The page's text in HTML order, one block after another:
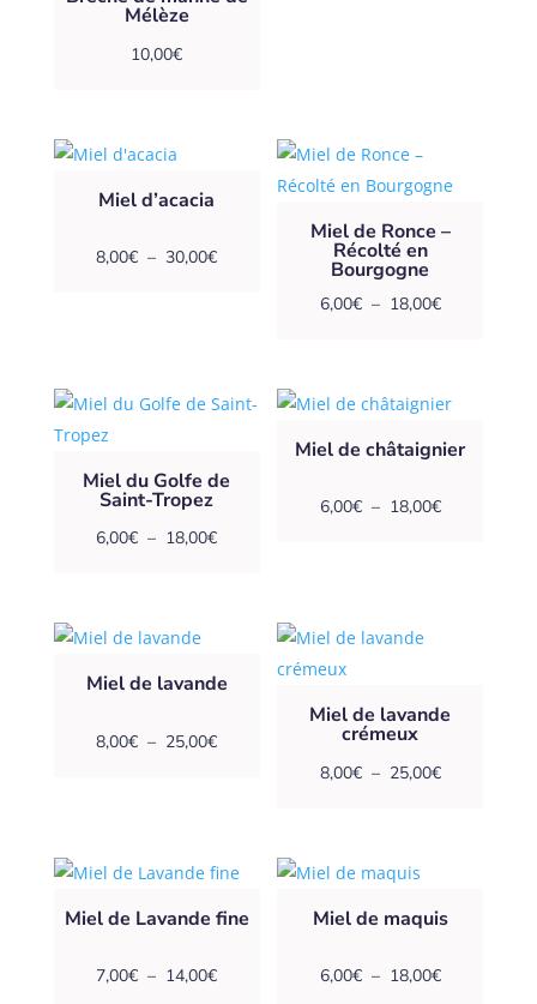
Mélèze
10,00€
Miel d’acacia
8,00€ – 30,00€Plage
30,00€
Miel de Ronce –
Récolté en
Bourgogne
6,00€ – 18,00€Plage
6,00€
18,00€
Miel du Golfe de
Saint-Tropez
6,00€ – 18,00€Plage
18,00€
Miel de châtaignier
6,00€ – 18,00€Plage
Miel de lavande
8,00€ – 25,00€Plage
à
Miel de lavande
crémeux
8,00€ – 25,00€Plage
25,00€
Miel de Lavande fine
7,00€ – 14,00€Plage
Miel de maquis
6,00€ – 18,00€Plage